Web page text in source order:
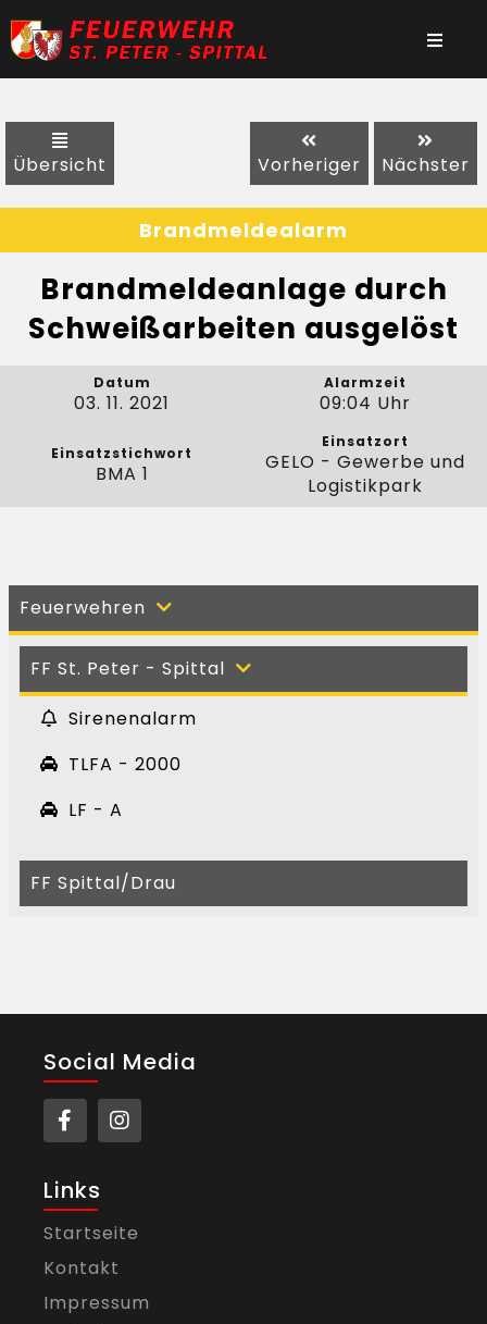
Übersicht Vorheriger Nächster
Brandmeldealarm
Brandmeldeanlage durch
Schweißarbeiten ausgelöst
Datum
03. 11. 2021
Alarmzeit
09:04 Uhr
Einsatzstichwort
BMA 1
Einsatzort
GELO - Gewerbe und
Logistikpark
Feuerwehren
FF St. Peter - Spittal
Sirenenalarm
TLFA - 2000
LF - A
FF Spittal/Drau
Social Media
Links
Startseite
Kontakt
Impressum